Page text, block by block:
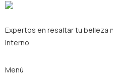
Expertos en resaltar tu belleza
interno.
Menú